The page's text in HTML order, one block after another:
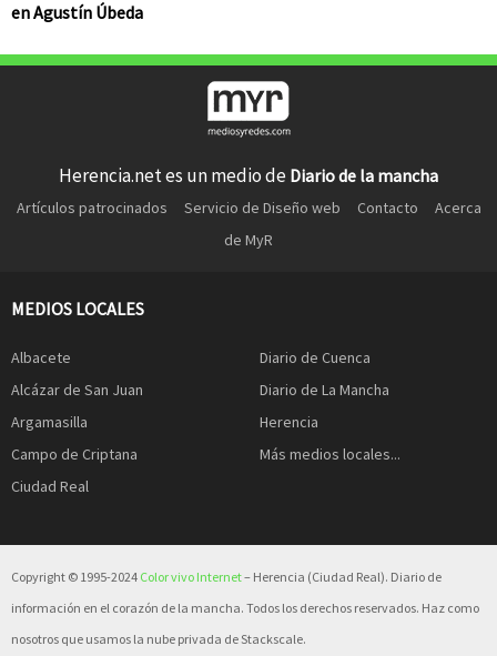
en Agustín Úbeda
Herencia.net es un medio de Diario de la mancha
Artículos patrocinados Servicio de Diseño web Contacto
Acerca
de MyR
MEDIOS LOCALES
Albacete
Alcázar de San Juan
Argamasilla
Campo de Criptana
Ciudad Real
Diario de Cuenca
Diario de La Mancha
Herencia
Más medios locales...
Copyright © 1995-2024 Color vivo Internet– Herencia (Ciudad Real). Diario de
información en el corazón de la mancha. Todos los derechos reservados. Haz como
nosotros que usamos la nube privada de Stackscale.